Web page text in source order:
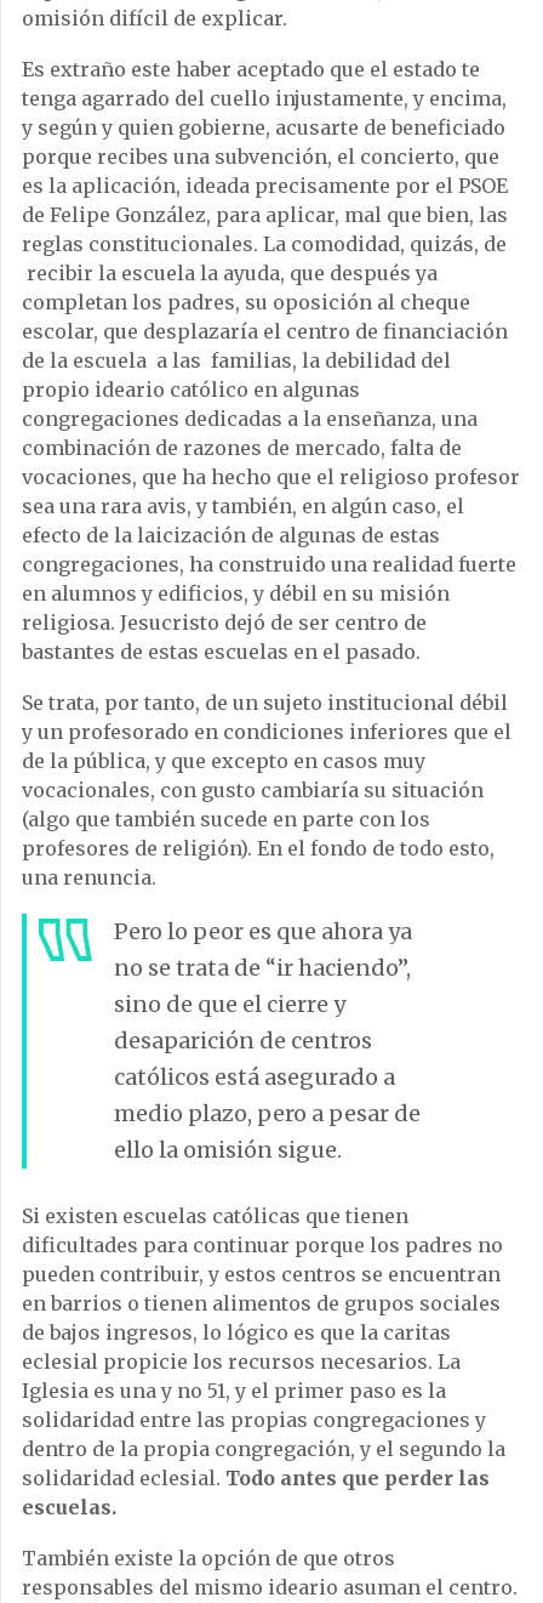
omisión difícil de explicar.
Es extraño este haber aceptado que el estado te
tenga agarrado del cuello injustamente, y encima,
y según y quien gobierne, acusarte de beneficiado
porque recibes una subvención, el concierto, que
es la aplicación, ideada precisamente por el PSOE
de Felipe González, para aplicar, mal que bien, las
reglas constitucionales. La comodidad, quizás, de
recibir la escuela la ayuda, que después ya
completan los padres, su oposición al cheque
escolar, que desplazaría el centro de financiación
de la escuela a las familias, la debilidad del
propio ideario católico en algunas
congregaciones dedicadas a la enseñanza, una
combinación de razones de mercado, falta de
vocaciones, que ha hecho que el religioso profesor
sea una rara avis, y también, en algún caso, el
efecto de la laicización de algunas de estas
congregaciones, ha construido una realidad fuerte
en alumnos y edificios, y débil en su misión
religiosa. Jesucristo dejó de ser centro de
bastantes de estas escuelas en el pasado.
Se trata, por tanto, de un sujeto institucional débil
y un profesorado en condiciones inferiores que el
de la pública, y que excepto en casos muy
vocacionales, con gusto cambiaría su situación
(algo que también sucede en parte con los
profesores de religión). En el fondo de todo esto,
una renuncia.
Pero lo peor es que ahora ya
no se trata de “ir haciendo”,
sino de que el cierre y
desaparición de centros
católicos está asegurado a
medio plazo, pero a pesar de
ello la omisión sigue.
Si existen escuelas católicas que tienen
dificultades para continuar porque los padres no
pueden contribuir, y estos centros se encuentran
en barrios o tienen alimentos de grupos sociales
de bajos ingresos, lo lógico es que la caritas
eclesial propicie los recursos necesarios. La
Iglesia es una y no 51, y el primer paso es la
solidaridad entre las propias congregaciones y
dentro de la propia congregación, y el segundo la
solidaridad eclesial. Todo antes que perder las
escuelas.
También existe la opción de que otros
responsables del mismo ideario asuman el centro.